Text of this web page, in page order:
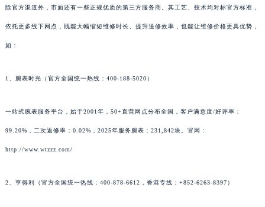
除官方渠道外，市面还有一些正规优质的第三方服务商。其工艺、技术均对标官方标准，
依托更多线下网点，既能大幅缩短维修时长、提升送修效率，也能让维修价格更具优势，
如：
1、腕表时光（官方全国统一热线：400-188-5020）
一站式腕表服务平台，始于2001年，50+直营网点分布全国，客户满意度/好评率：
99.20%，二次返修率：0.02%，2025年服务腕表：231,842块。官网：
http://www.wtzzz.com/
2、亨得利（官方全国统一热线：400-878-6612，香港专线：+852-6263-8397）